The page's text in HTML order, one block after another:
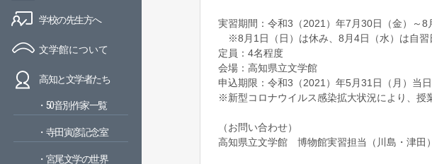
学校の先生方へ
文学館について
高知と文学者たち
・50音別作家一覧
・寺田寅彦記念室
・宮尾文学の世界
実習期間：令和3（2021）年7月30日（金）～8
※8月1日（日）は休み、8月4日（水）は自習
定員：4名程度
会場：高知県立文学館
申込期限：令和3（2021）年5月31日（月）当
※新型コロナウイルス感染拡大状況により、授
（お問い合わせ）
高知県立文学館 博物館実習担当（川島・津田）